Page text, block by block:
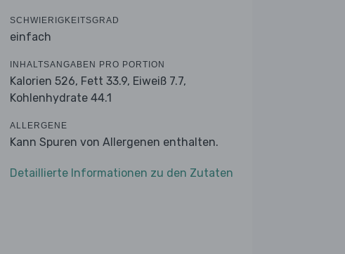
SCHWIERIGKEITSGRAD
einfach
INHALTSANGABEN PRO PORTION
Kalorien 526, Fett 33.9, Eiweiß 7.7,
Kohlenhydrate 44.1
ALLERGENE
Kann Spuren von Allergenen enthalten.
Detaillierte Informationen zu den Zutaten